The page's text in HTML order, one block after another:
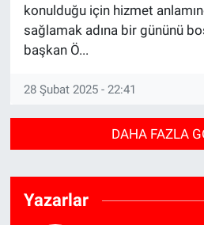
konulduğu için hizmet
sağlamak adına bir gününü
başkan Ö...
28 Şubat 2025 - 22:41
DAHA FAZLA
Yazarlar